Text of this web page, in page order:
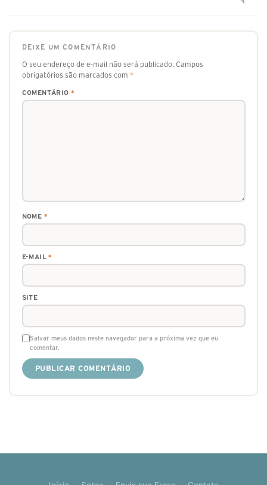
DEIXE UM COMENTÁRIO
O seu endereço de e-mail não será publicado. Campos
obrigatórios são marcados com *
COMENTÁRIO *
NOME *
E-MAIL*
SITE
Salvar meus dados neste navegador para a próxima vez que eu
comentar.